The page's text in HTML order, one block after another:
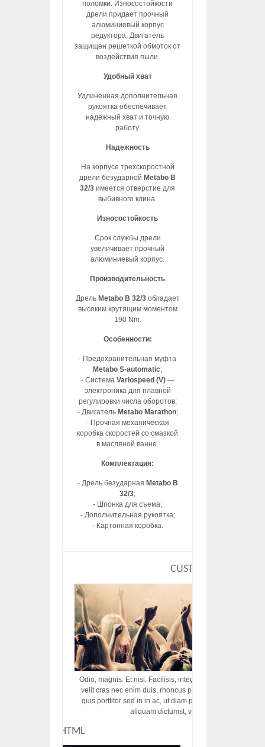
поломки. Износостойкости
дрели придает прочный
алюминиевый корпус
редуктора. Двигатель
защищен решеткой обмоток от
воздействия пыли.
Удобный хват
Удлиненная дополнительная
рукоятка обеспечивает
надежный хват и точную
работу.
Надежность
На корпусе трехскоростной
дрели безударной Metabo B
32/3 имеется отверстие для
выбивного клина.
Износостойкость
Срок службы дрели
увеличивает прочный
алюминиевый корпус.
Производительность
Дрель Metabo B 32/3обладает
высоким крутящим моментом
190 Nm.
Особенности:
- Предохранительная муфта
Metabo S-automatic;
- Система Variospeed (V)—
электроника для плавной
регулировки числа оборотов;
- Двигатель Metabo Marathon;
- Прочная механическая
коробка скоростей со смазкой
в масляной ванне.
Комплектация:
- Дрель безударная Metabo B
32/3;
- Шпонка для съема;
- Дополнительная рукоятка;
- Картонная коробка.
CUSTOM HTML
Odio, magnis. Et nisi. Facilisis, integer! Risus augue! Non
velit cras nec enim duis, rhoncus porttitor ac vut rhoncus
quis porttitor sed in in ac, ut diam porttitor odio nunc
aliquam dictumst, vel amet tincidunt
CUSTOM HTML